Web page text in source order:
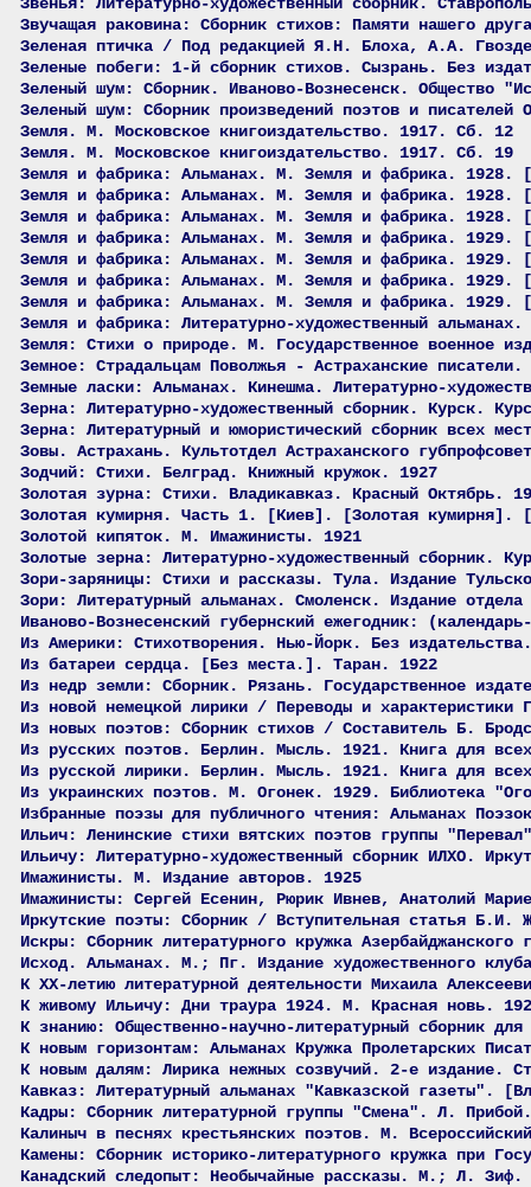
Звучащая раковина: Сборник стихов: Памяти нашего
Зеленая птичка / Под редакцией Я.Н. Блоха, А.А.
Зеленые побеги: 1-й сборник стихов. Сызрань. Без
Зеленый шум: Сборник. Иваново-Вознесенск. Общество
Зеленый шум: Сборник произведений поэтов и писателей
Земля. М. Московское книгоиздательство. 1917. Сб. 12
Земля. М. Московское книгоиздательство. 1917. Сб. 19
Земля и фабрика: Альманах. М. Земля и фабрика.
Земля и фабрика: Альманах. М. Земля и фабрика.
Земля и фабрика: Альманах. М. Земля и фабрика.
Земля и фабрика: Альманах. М. Земля и фабрика.
Земля и фабрика: Альманах. М. Земля и фабрика.
Земля и фабрика: Альманах. М. Земля и фабрика.
Земля и фабрика: Альманах. М. Земля и фабрика.
Земля и фабрика: Литературно-художественный
Земля: Стихи о природе. М. Государственное военное
Земное: Страдальцам Поволжья - Астраханские
Земные ласки: Альманах. Кинешма. Литературно-
Зерна: Литературно-художественный сборник. Курск.
Зерна: Литературный и юмористический сборник всех
Зовы. Астрахань. Культотдел Астраханского
Зодчий: Стихи. Белград. Книжный кружок. 1927
Золотая зурна: Стихи. Владикавказ. Красный Октябрь.
Золотая кумирня. Часть 1. [Киев]. [Золотая кумирня].
Золотой кипяток. М. Имажинисты. 1921
Золотые зерна: Литературно-художественный сборник.
Зори-заряницы: Стихи и рассказы. Тула. Издание
Зори: Литературный альманах. Смоленск. Издание
Иваново-Вознесенский губернский ежегодник:
Из Америки: Стихотворения. Нью-Йорк. Без
Из батареи сердца. [Без места.]. Таран. 1922
Из недр земли: Сборник. Рязань. Государственное
Из новой немецкой лирики / Переводы и
Из новых поэтов: Сборник стихов / Составитель Б.
Из русских поэтов. Берлин. Мысль. 1921. Книга для
Из русской лирики. Берлин. Мысль. 1921. Книга для
Из украинских поэтов. М. Огонек. 1929. Библиотека
Избранные поэзы для публичного чтения: Альманах
Ильич: Ленинские стихи вятских поэтов группы
Ильичу: Литературно-художественный сборник ИЛХО.
Имажинисты. М. Издание авторов. 1925
Имажинисты: Сергей Есенин, Рюрик Ивнев, Анатолий
Иркутские поэты: Сборник / Вступительная статья Б.И.
Искры: Сборник литературного кружка
Исход. Альманах. М.; Пг. Издание художественного
К XX-летию литературной деятельности Михаила
К живому Ильичу: Дни траура 1924. М. Красная новь.
К знанию: Общественно-научно-литературный сборник
К новым горизонтам: Альманах Кружка Пролетарских
К новым далям: Лирика нежных созвучий. 2-е издание.
Кавказ: Литературный альманах "Кавказской газеты".
Кадры: Сборник литературной группы "Смена". Л.
Калиныч в песнях крестьянских поэтов. М.
Камены: Сборник историко-литературного кружка при
Канадский следопыт: Необычайные рассказы. М.; Л.